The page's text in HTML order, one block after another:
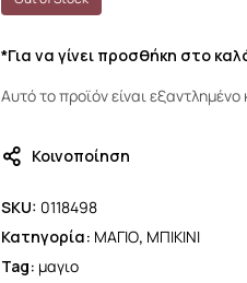
*Για να γίνει προσθήκη στο
Αυτό το προϊόν είναι
Κοινοποίηση
SKU: 0118498
Κατηγορία: ΜΑΓΙΟ, ΜΠΙΚΙΝΙ
Tag: μαγιο